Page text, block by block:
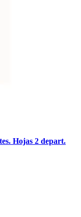
Hojas 2 depart.